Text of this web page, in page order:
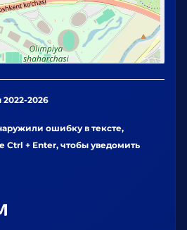
2026
ошибку в тексте,
Ctrl + Enter, чтобы уведомить